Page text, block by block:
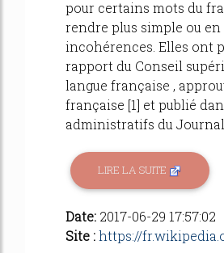
pour certains mots du
rendre plus simple ou
incohérences. Elles ont
rapport du Conseil
langue française ,
française [1] et publié
administratifs du Journal
LIRE LA SUITE
Date: 2017-06-29 17:57:02
Site :https://